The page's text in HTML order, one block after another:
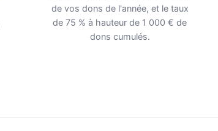
de vos dons de l'année, et le taux
de 75 % à hauteur de 1 000 € de
dons cumulés.